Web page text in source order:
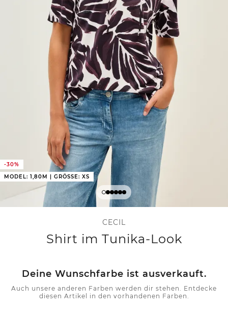
-30%
MODEL: 1,80M | GRÖSSE: XS
CECIL
Shirt im Tunika-Look
Deine Wunschfarbe ist ausverkauft.
Auch unsere anderen Farben werden dir stehen. Entdecke
diesen Artikel in den vorhandenen Farben.